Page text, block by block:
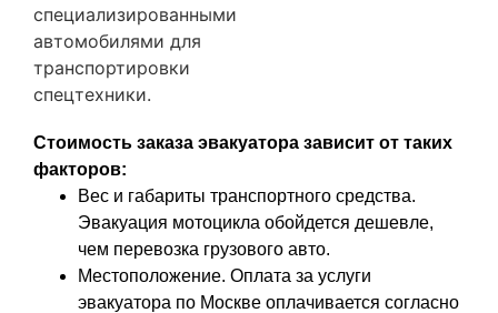
специализированными
автомобилями для
транспортировки
спецтехники.
Стоимость заказа эвакуатора зависит от таких
факторов:
Вес и габариты транспортного средства.
Эвакуация мотоцикла обойдется дешевле,
чем перевозка грузового авто.
Местоположение. Оплата за услуги
эвакуатора по Москве оплачивается согласно